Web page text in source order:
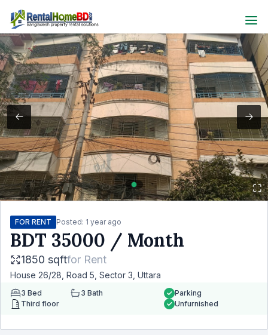
FOR RENT Posted: 1 year ago
BDT 35000 / Month
1850 sqftfor Rent
House 26/28, Road 5, Sector 3, Uttara
3 Bed 3 Bath
Third floor
Parking
Unfurnished